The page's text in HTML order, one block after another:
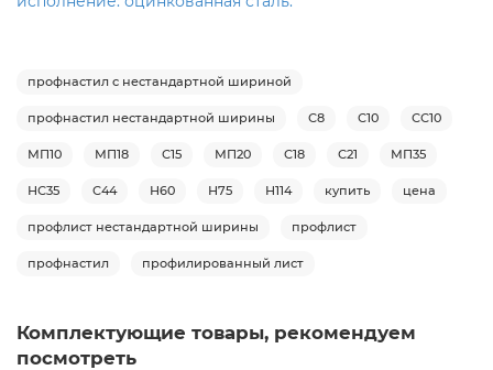
профнастил с нестандартной шириной
профнастил нестандартной ширины С8 С10 СС10
МП10 МП18 С15 МП20 С18 С21 МП35
НС35 С44 Н60 Н75 Н114 купить цена
профлист нестандартной ширины профлист
профнастил профилированный лист
Комплектующие товары, рекомендуем
посмотреть